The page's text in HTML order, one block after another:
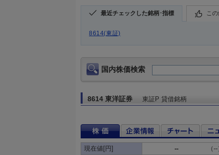
最近チェックした銘柄･指標 こ
8614(東証)